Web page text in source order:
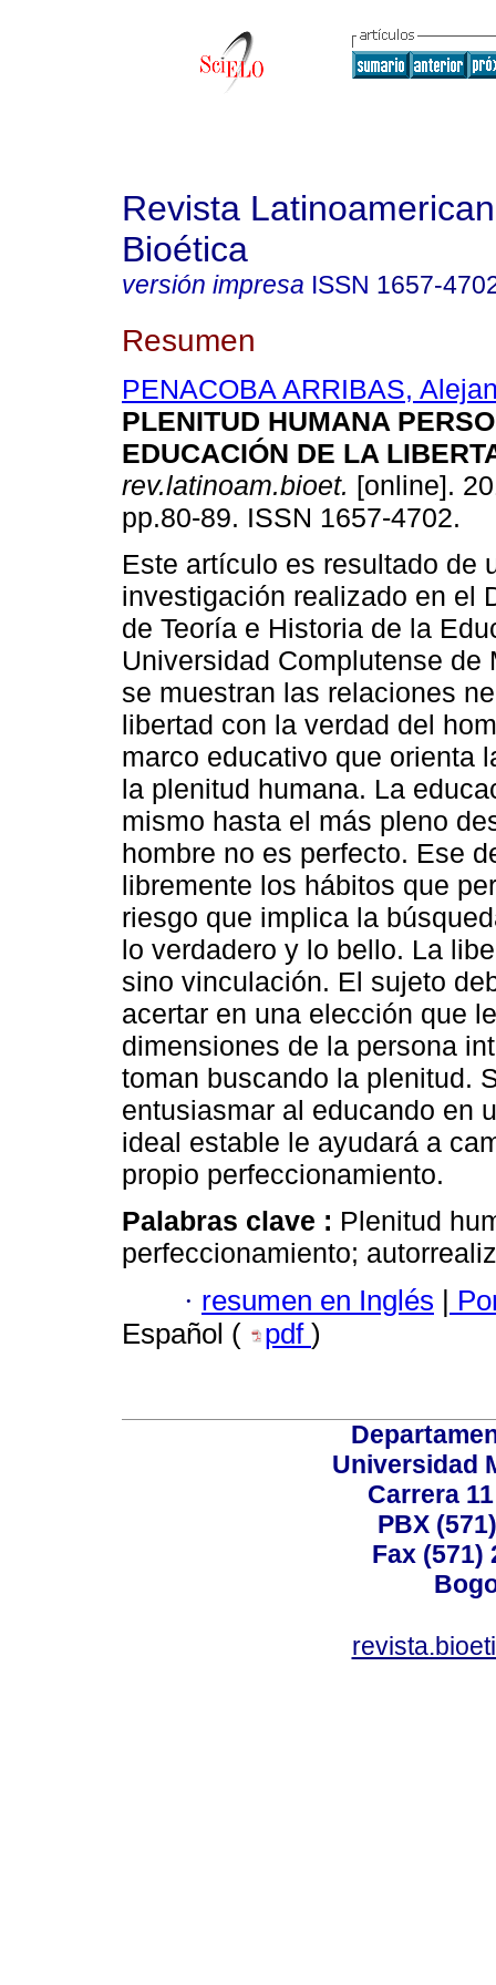
Revista
Bioética
versión impresa ISSN 1657-
Resumen
PENACOBA ARRIBAS,
PLENITUD HUMANA
EDUCACIÓN DE LA
rev.latinoam.bioet. [online].
pp.80-89. ISSN 1657-4702.
Este artículo es resultado de
investigación realizado en el
de Teoría e Historia de la
Universidad Complutense de
se muestran las relaciones
libertad con la verdad del
marco educativo que orienta
la plenitud humana. La
mismo hasta el más pleno
hombre no es perfecto. Ese
libremente los hábitos que
riesgo que implica la
lo verdadero y lo bello. La
sino vinculación. El sujeto
acertar en una elección que
dimensiones de la persona
toman buscando la plenitud.
entusiasmar al educando en
ideal estable le ayudará a
propio perfeccionamiento.
Palabras clave : Plenitud
perfeccionamiento;
· resumen en Inglés |
Español (
pdf )
Universidad
Carrera
PBX
Fax (571)